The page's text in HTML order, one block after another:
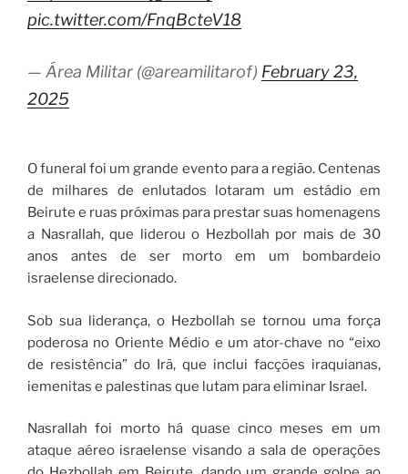
pic.twitter.com/FnqBcteV18
— Área Militar (@areamilitarof) February 23,
2025
O funeral foi um grande evento para a região. Centenas
de milhares de enlutados lotaram um estádio em
Beirute e ruas próximas para prestar suas homenagens
a Nasrallah, que liderou o Hezbollah por mais de 30
anos antes de ser morto em um bombardeio
israelense direcionado.
Sob sua liderança, o Hezbollah se tornou uma força
poderosa no Oriente Médio e um ator-chave no “eixo
de resistência” do Irã, que inclui facções iraquianas,
iemenitas e palestinas que lutam para eliminar Israel.
Nasrallah foi morto há quase cinco meses em um
ataque aéreo israelense visando a sala de operações